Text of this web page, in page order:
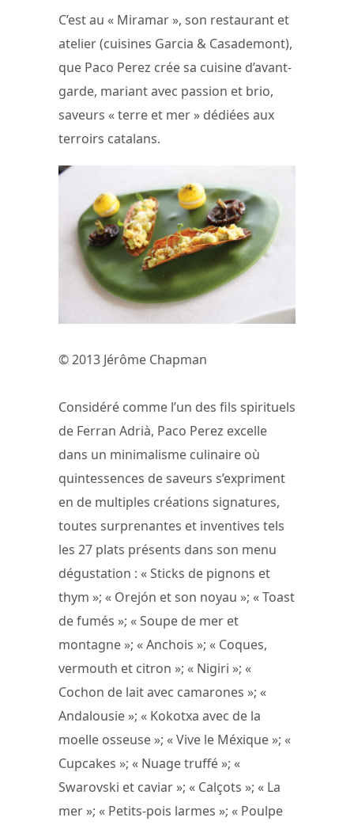
C’est au « Miramar », son restaurant et
atelier (cuisines Garcia & Casademont),
que Paco Perez crée sa cuisine d’avant-
garde, mariant avec passion et brio,
saveurs « terre et mer » dédiées aux
terroirs catalans.
© 2013 Jérôme Chapman
Considéré comme l’un des fils spirituels
de Ferran Adrià, Paco Perez excelle
dans un minimalisme culinaire où
quintessences de saveurs s’expriment
en de multiples créations signatures,
toutes surprenantes et inventives tels
les 27 plats présents dans son menu
dégustation : « Sticks de pignons et
thym »; « Orejón et son noyau »; « Toast
de fumés »; « Soupe de mer et
montagne »; « Anchois »; « Coques,
vermouth et citron »; « Nigiri »; «
Cochon de lait avec camarones »; «
Andalousie »; « Kokotxa avec de la
moelle osseuse »; « Vive le Méxique »; «
Cupcakes »; « Nuage truffé »; «
Swarovski et caviar »; « Calçots »; « La
mer »; « Petits-pois larmes »; « Poulpe